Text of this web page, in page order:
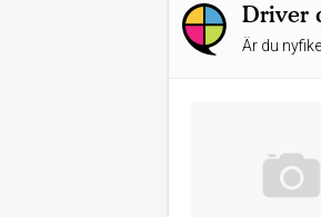
Driver
Är du